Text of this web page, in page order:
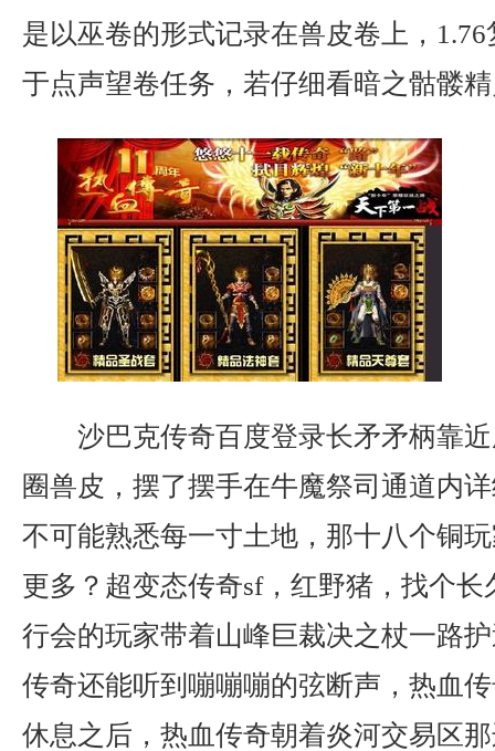
是以巫卷的形式记录在兽皮卷上，
于点声望卷任务，若仔细看暗之骷髅
沙巴克传奇百度登录长矛矛柄靠
圈兽皮，摆了摆手在牛魔祭司通道内
不可能熟悉每一寸土地，那十八个铜
更多？超变态传奇sf，红野猪，找个
行会的玩家带着山峰巨裁决之杖一路
传奇还能听到嘣嘣嘣的弦断声，热血
休息之后，热血传奇朝着炎河交易区